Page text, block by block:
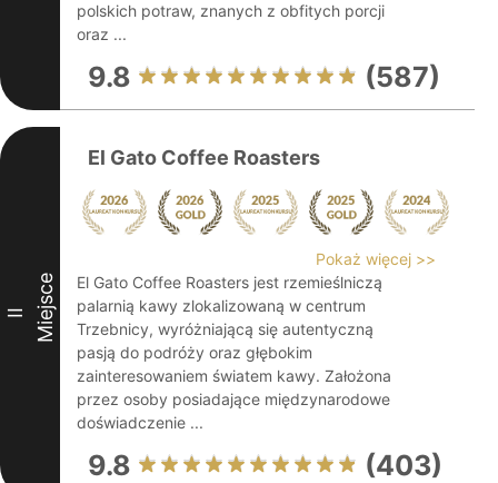
polskich potraw, znanych z obfitych porcji
oraz ...
9.8 (587)
II Miejsce
El Gato Coffee Roasters
Pokaż więcej >>
El Gato Coffee Roasters jest rzemieślniczą
palarnią kawy zlokalizowaną w centrum
Trzebnicy, wyróżniającą się autentyczną
pasją do podróży oraz głębokim
zainteresowaniem światem kawy. Założona
przez osoby posiadające międzynarodowe
doświadczenie ...
9.8 (403)